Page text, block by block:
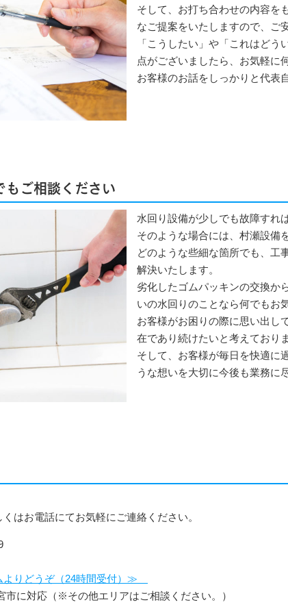
そして、お打ち合わせの内容を
なご提案をいたしますので、ご
「こうしたい」や「これはど
点がございましたら、お気軽に
お客様のお話をしっかりと代表
もご相談ください
水回り設備が少しでも故障すれ
そのような場合には、村瀬設備
どのような些細な箇所でも、工
解決いたします。
劣化したゴムパッキンの交換か
いの水回りのことなら何でもお
お客様がお困りの際に思い出し
在であり続けたいと考えておりま
そして、お客様が毎日を快適に
うな想いを大切に今後も業務に
はお電話にてお気軽にご連絡ください。
よりどうぞ（24時間受付）≫
市に対応（※その他エリアはご相談ください。）